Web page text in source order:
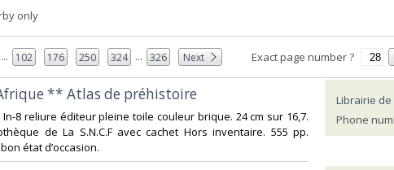
only
... 102 176 250 324 ... 326 Next Exact page number ?
** Atlas de préhistoire‎
In-8 reliure éditeur pleine toile couleur brique. 24 cm sur 16,7.
de La S.N.C.F avec cachet Hors inventaire. 555 pp.
état d’occasion.‎
Librairie
Phone